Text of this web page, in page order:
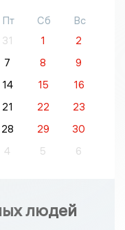
Пт Сб
Вс
31 1
2
7 8
9
14 15
16
21 22
23
28 29
30
4 5 6
людей